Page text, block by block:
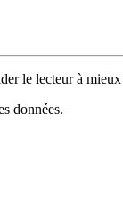
le lecteur à
données.